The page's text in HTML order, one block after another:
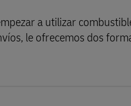
a utilizar
le ofrecemos dos